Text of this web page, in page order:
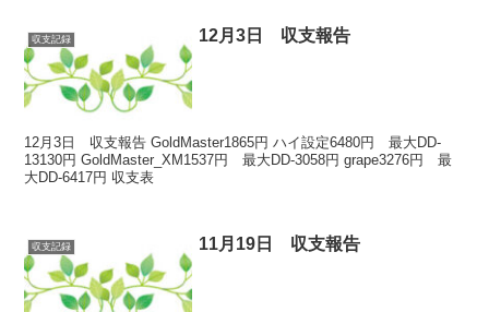
収支記録 12月3日 収支報告
12月3日 収支報告 GoldMaster1865円 ハイ設定6480円 最大DD-
13130円 GoldMaster_XM1537円 最大DD-3058円 grape3276円 最
大DD-6417円 収支表
収支記録 11月19日 収支報告